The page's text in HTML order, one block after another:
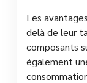
Les
delà de leur
composants
également